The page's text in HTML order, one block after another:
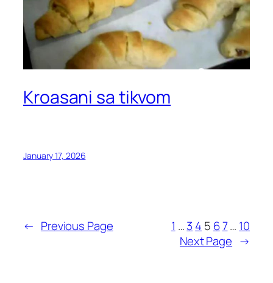
Kroasani sa tikvom
January 17, 2026
← Previous Page 1 …3 4 5 67… 10
Next Page →